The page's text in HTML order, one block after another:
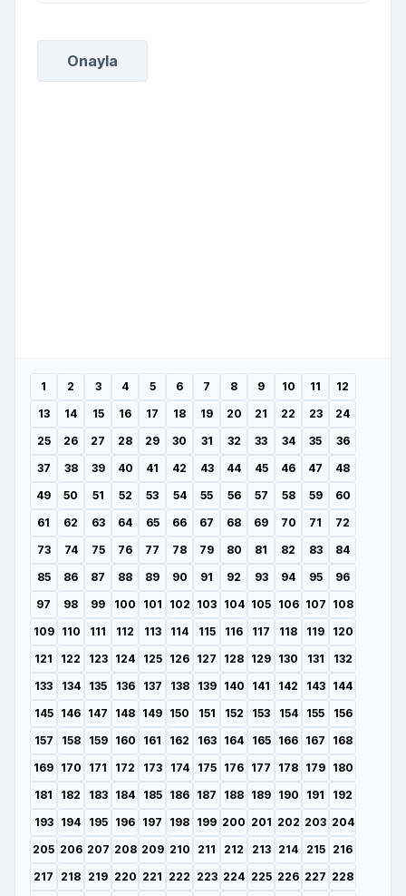
Onayla
1 2 3 4 5 6 7 8 9 10 11
12
13
14 15 16 17 18 19 20 21 22 23
24
25
26 27 28 29 30 31 32 33 34 35
36
37
38 39 40 41 42 43 44 45 46 47
48
49
50 51 52 53 54 55 56 57 58 59
60
61
62 63 64 65 66 67 68 69 70 71
72
73
74 75 76 77 78 79 80 81 82 83
84
85
86 87 88 89 90 91 92 93 94 95
96
97
98 99 100 101 102 103 104 105 106 107 108
109
110 111 112 113 114 115 116 117 118 119
120
121
122 123 124 125 126 127 128 129 130 131
132
133
134 135 136 137 138 139 140 141 142 143
144
145
146 147 148 149 150 151 152 153 154 155
156
157
158 159 160 161 162 163 164 165 166 167
168
169 170 171 172 173 174 175 176 177 178 179 180
181
182 183 184 185 186 187 188 189 190 191
192
193
194 195 196 197 198 199 200 201 202 203 204
205 206 207 208 209 210 211 212 213 214 215
216
217
218 219 220 221 222 223 224 225 226 227 228